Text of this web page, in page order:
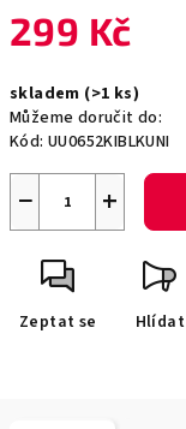
299 Kč
cena:
skladem (>1 ks)
Můžeme doručit do:
Kód: UU0652KIBLKUNI
+
−
Zeptat se Hlídat